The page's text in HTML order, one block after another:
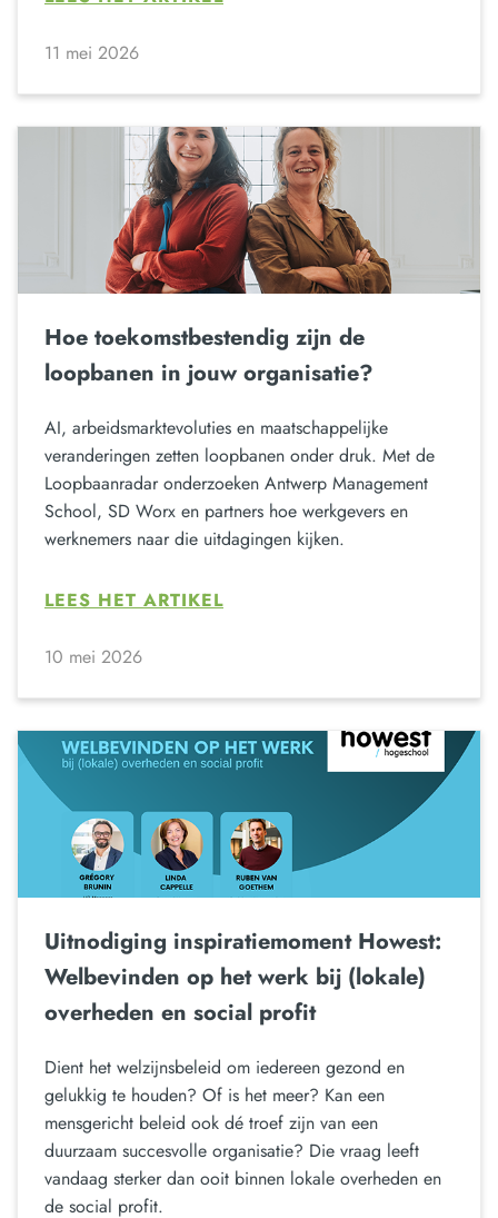
11 mei 2026
Hoe toekomstbestendig zijn de
loopbanen in jouw organisatie?
AI, arbeidsmarktevoluties en maatschappelijke
veranderingen zetten loopbanen onder druk. Met de
Loopbaanradar onderzoeken Antwerp Management
School, SD Worx en partners hoe werkgevers en
werknemers naar die uitdagingen kijken.
LEES HET ARTIKEL
10 mei 2026
Uitnodiging inspiratiemoment Howest:
Welbevinden op het werk bij (lokale)
overheden en social profit
Dient het welzijnsbeleid om iedereen gezond en
gelukkig te houden? Of is het meer? Kan een
mensgericht beleid ook dé troef zijn van een
duurzaam succesvolle organisatie? Die vraag leeft
vandaag sterker dan ooit binnen lokale overheden en
de social profit.